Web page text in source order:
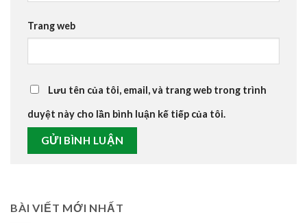
Trang web
Lưu tên của tôi, email, và trang web trong trình
duyệt này cho lần bình luận kế tiếp của tôi.
BÀI VIẾT MỚI NHẤT